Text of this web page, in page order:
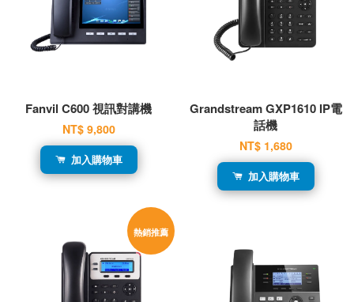
Fanvil C600 視訊對講機
NT$ 9,800
加入購物車
Grandstream GXP1610 IP電
話機
NT$ 1,680
加入購物車
熱銷推薦